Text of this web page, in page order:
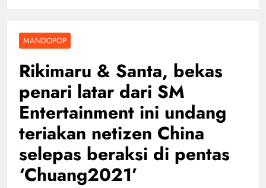
MANDOPOP
Rikimaru & Santa, bekas
penari latar dari SM
Entertainment ini undang
teriakan netizen China
selepas beraksi di pentas
‘Chuang2021’